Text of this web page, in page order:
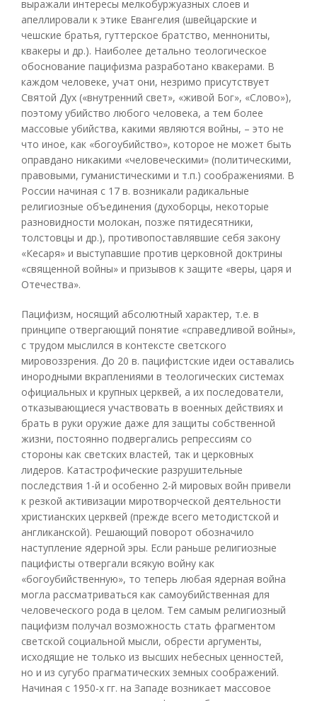
выражали интересы мелкобуржуазных слоев и
апеллировали к этике Евангелия (швейцарские и
чешские братья, гуттерское братство, меннониты,
квакеры и др.). Наиболее детально теологическое
обоснование пацифизма разработано квакерами. В
каждом человеке, учат они, незримо присутствует
Святой Дух («внутренний свет», «живой Бог», «Слово»),
поэтому убийство любого человека, а тем более
массовые убийства, какими являются войны, – это не
что иное, как «богоубийство», которое не может быть
оправдано никакими «человеческими» (политическими,
правовыми, гуманистическими и т.п.) соображениями. В
России начиная с 17 в. возникали радикальные
религиозные объединения (духоборцы, некоторые
разновидности молокан, позже пятидесятники,
толстовцы и др.), противопоставлявшие себя закону
«Кесаря» и выступавшие против церковной доктрины
«священной войны» и призывов к защите «веры, царя и
Отечества».
Пацифизм, носящий абсолютный характер, т.е. в
принципе отвергающий понятие «справедливой войны»,
с трудом мыслился в контексте светского
мировоззрения. До 20 в. пацифистские идеи оставались
инородными вкраплениями в теологических системах
официальных и крупных церквей, а их последователи,
отказывающиеся участвовать в военных действиях и
брать в руки оружие даже для защиты собственной
жизни, постоянно подвергались репрессиям со
стороны как светских властей, так и церковных
лидеров. Катастрофические разрушительные
последствия 1-й и особенно 2-й мировых войн привели
к резкой активизации миротворческой деятельности
христианских церквей (прежде всего методистской и
англиканской). Решающий поворот обозначило
наступление ядерной эры. Если раньше религиозные
пацифисты отвергали всякую войну как
«богоубийственную», то теперь любая ядерная война
могла рассматриваться как самоубийственная для
человеческого рода в целом. Тем самым религиозный
пацифизм получал возможность стать фрагментом
светской социальной мысли, обрести аргументы,
исходящие не только из высших небесных ценностей,
но и из сугубо прагматических земных соображений.
Начиная с 1950-х гг. на Западе возникает массовое